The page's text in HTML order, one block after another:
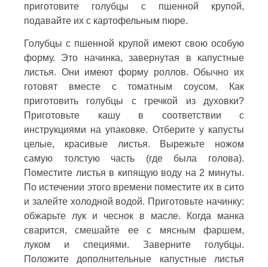
приготовите голубцы с пшенной крупой,
подавайте их с картофельным пюре.
Голубцы с пшенной крупой имеют свою особую
форму. Это начинка, завернутая в капустные
листья. Они имеют форму роллов. Обычно их
готовят вместе с томатным соусом. Как
приготовить голубцы с гречкой из духовки?
Приготовьте кашу в соответствии с
инструкциями на упаковке. Отберите у капусты
целые, красивые листья. Вырежьте ножом
самую толстую часть (где была голова).
Поместите листья в кипящую воду на 2 минуты.
По истечении этого времени поместите их в сито
и залейте холодной водой. Приготовьте начинку:
обжарьте лук и чеснок в масле. Когда манка
сварится, смешайте ее с мясным фаршем,
луком и специями. Заверните голубцы.
Положите дополнительные капустные листья